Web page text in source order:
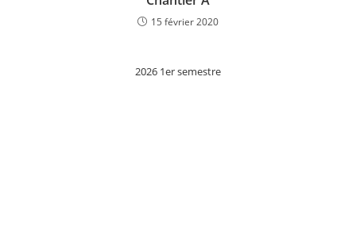
15 février 2020
2026 1er semestre